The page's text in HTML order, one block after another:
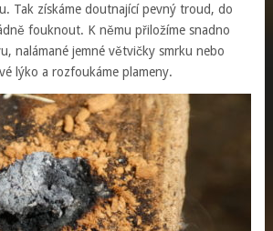
Tak získáme doutnající pevný troud, do
fouknout. K němu přiložíme snadno
nalámané jemné větvičky smrku nebo
lýko a rozfoukáme plameny.